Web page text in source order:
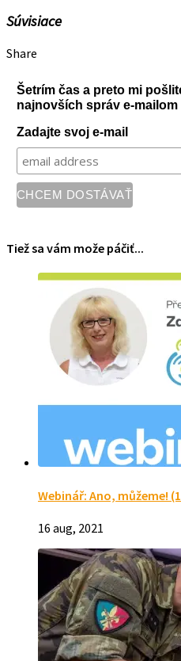
Súvisiace
Share
Šetrím čas a preto mi
najnovších správ e-mailom
Zadajte svoj e-mail
Tiež sa vám može páčiť...
Webinář: Ano, můžeme!
16 aug, 2021